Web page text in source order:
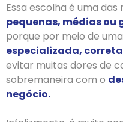
Essa escolha é uma
pequenas, médias ou
porque por meio de uma
especializada,
evitar muitas dores de
sobremaneira com o
negócio.